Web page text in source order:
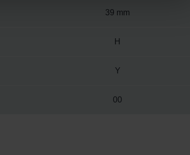
39 mm
H
Y
00